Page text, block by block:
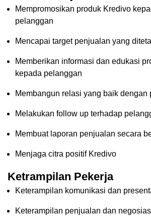
Mempromosikan produk Kredivo
pelanggan
Mencapai target penjualan yang
Memberikan informasi dan edukasi
kepada pelanggan
Membangun relasi yang baik dengan
Melakukan follow up terhadap
Membuat laporan penjualan secara
Menjaga citra positif Kredivo
Ketrampilan Pekerja
Keterampilan komunikasi dan
Keterampilan penjualan dan